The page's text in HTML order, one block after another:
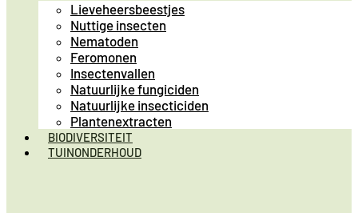
Lieveheersbeestjes
Nuttige insecten
Nematoden
Feromonen
Insectenvallen
Natuurlijke fungiciden
Natuurlijke insecticiden
Plantenextracten
BIODIVERSITEIT
TUINONDERHOUD